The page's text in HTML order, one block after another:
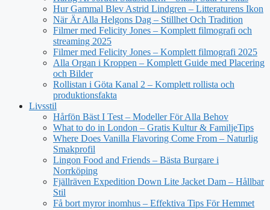
Hur Gammal Blev Astrid Lindgren – Litteraturens Ikon
När Är Alla Helgons Dag – Stillhet Och Tradition
Filmer med Felicity Jones – Komplett filmografi och
streaming 2025
Filmer med Felicity Jones – Komplett filmografi 2025
Alla Organ i Kroppen – Komplett Guide med Placering
och Bilder
Rollistan i Göta Kanal 2 – Komplett rollista och
produktionsfakta
Livsstil
Hårfön Bäst I Test – Modeller För Alla Behov
What to do in London – Gratis Kultur & FamiljeTips
Where Does Vanilla Flavoring Come From – Naturlig
Smakprofil
Lingon Food and Friends – Bästa Burgare i
Norrköping
Fjällräven Expedition Down Lite Jacket Dam – Hållbar
Stil
Få bort myror inomhus – Effektiva Tips För Hemmet